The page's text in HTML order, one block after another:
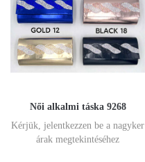
Női alkalmi táska 9268
Kérjük, jelentkezzen be a nagyker
árak megtekintéséhez